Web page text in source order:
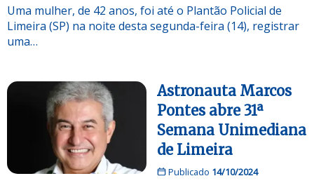
Uma mulher, de 42 anos, foi até o Plantão Policial de
Limeira (SP) na noite desta segunda-feira (14), registrar
uma…
Astronauta Marcos
Pontes abre 31ª
Semana Unimediana
de Limeira
Publicado 14/10/2024